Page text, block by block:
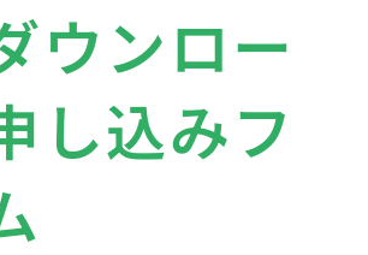
ウンロー
し込みフ